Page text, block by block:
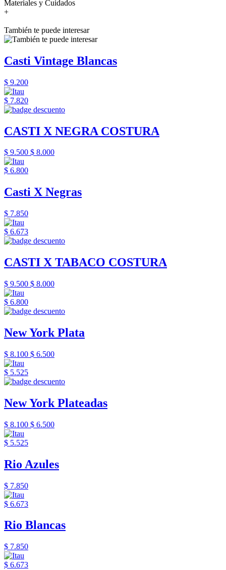
Materiales y Cuidados
+
También te puede interesar
Casti Vintage Blancas
$ 9.200
$ 7.820
CASTI X NEGRA COSTURA
$ 9.500 $ 8.000
$ 6.800
Casti X Negras
$ 7.850
$ 6.673
CASTI X TABACO COSTURA
$ 9.500 $ 8.000
$ 6.800
New York Plata
$ 8.100 $ 6.500
$ 5.525
New York Plateadas
$ 8.100 $ 6.500
$ 5.525
Rio Azules
$ 7.850
$ 6.673
Rio Blancas
$ 7.850
$ 6.673